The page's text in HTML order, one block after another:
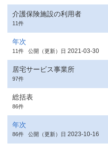
介護保険施設の利用者
11件
年次
11件 公開（更新）日 2021-03-30
居宅サービス事業所
97件
総括表
86件
年次
86件 公開（更新）日 2023-10-16